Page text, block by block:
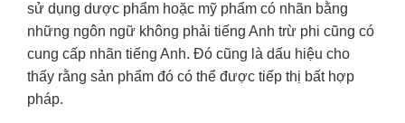
sử dụng dược phẩm hoặc mỹ phẩm có nhãn bằng
những ngôn ngữ không phải tiếng Anh trừ phi cũng có
cung cấp nhãn tiếng Anh. Đó cũng là dấu hiệu cho
thấy rằng sản phẩm đó có thể được tiếp thị bất hợp
pháp.